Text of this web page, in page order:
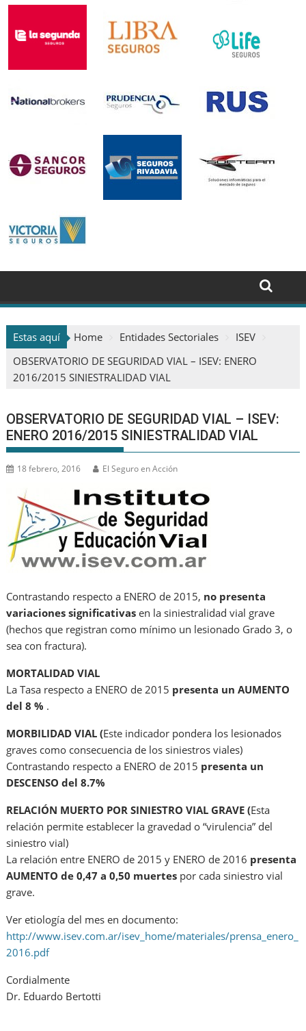
Estas aquí Home Entidades Sectoriales
ISEV
OBSERVATORIO DE SEGURIDAD VIAL – ISEV: ENERO
2016/2015 SINIESTRALIDAD VIAL
OBSERVATORIO DE SEGURIDAD VIAL – ISEV:
ENERO 2016/2015 SINIESTRALIDAD VIAL
18 febrero, 2016 El Seguro en Acción
Contrastando respecto a ENERO de 2015, no presenta
variaciones significativas en la siniestralidad vial grave
(hechos que registran como mínimo un lesionado Grado 3, o
sea con fractura).
MORTALIDAD VIAL
La Tasa respecto a ENERO de 2015 presenta un AUMENTO
del 8 % .
MORBILIDAD VIAL (Este indicador pondera los lesionados
graves como consecuencia de los siniestros viales)
Contrastando respecto a ENERO de 2015 presenta un
DESCENSO del 8.7%
RELACIÓN MUERTO POR SINIESTRO VIAL GRAVE (Esta
relación permite establecer la gravedad o “virulencia” del
siniestro vial)
La relación entre ENERO de 2015 y ENERO de 2016 presenta
AUMENTO de 0,47 a 0,50 muertes por cada siniestro vial
grave.
Ver etiología del mes en documento:
http://www.isev.com.ar/isev_home/materiales/prensa_enero_
2016.pdf
Cordialmente
Dr. Eduardo Bertotti